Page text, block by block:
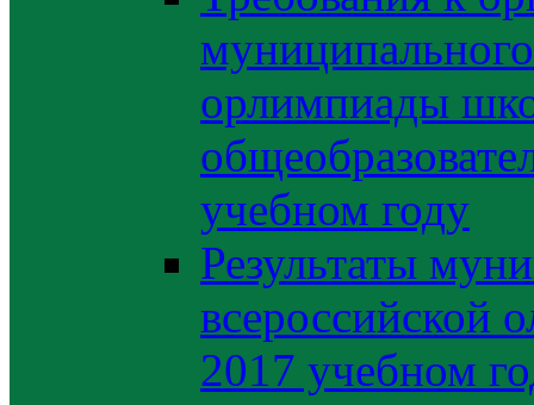
орлимпиады
учебном году
Результаты
всероссийской
2017 учебном